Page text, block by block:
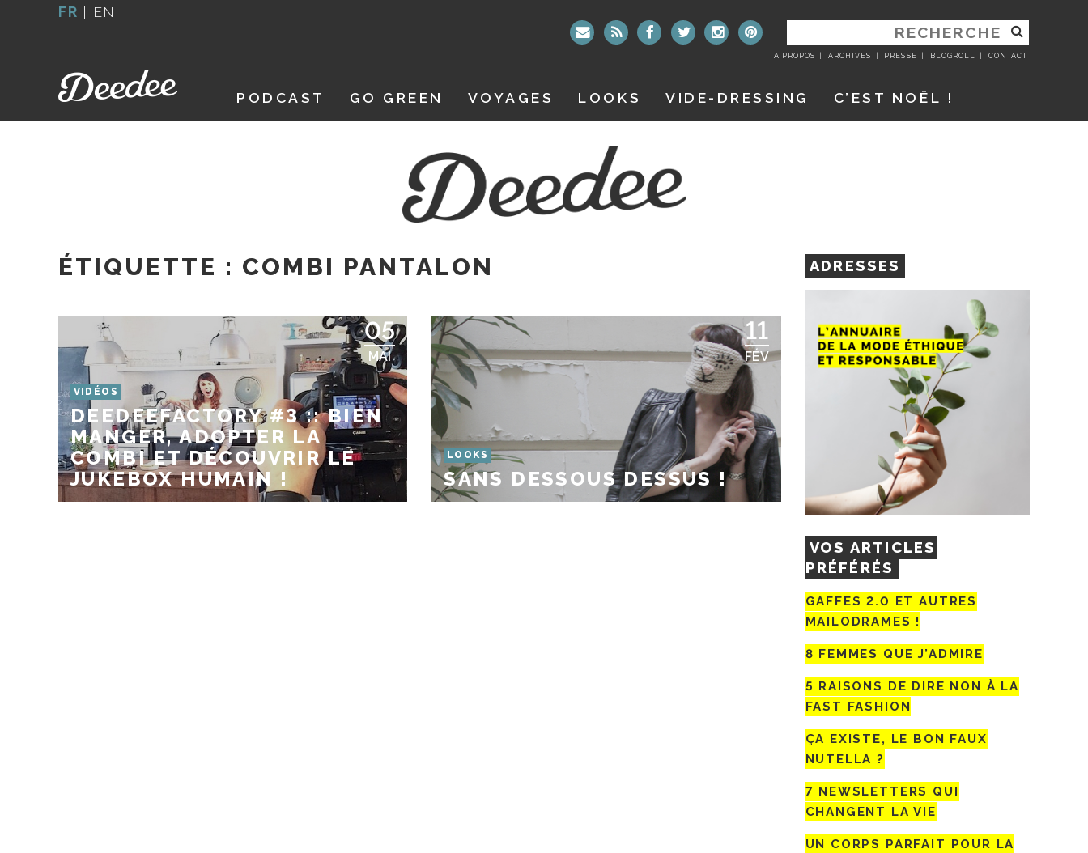
FR | EN
RECHERCHER
:
A PROPOS ARCHIVES PRESSE BLOGROLL CONTACT
PODCAST GO GREEN VOYAGES LOOKS VIDE-DRESSING C’EST NOËL !
ÉTIQUETTE : COMBI PANTALON
05
MAI
VIDÉOS
DEEDEEFACTORY #3 :: BIEN
MANGER, ADOPTER LA
COMBI ET DÉCOUVRIR LE
JUKEBOX HUMAIN !
11
FÉV
LOOKS
SANS DESSOUS DESSUS !
ADRESSES
VOS ARTICLES
PRÉFÉRÉS
GAFFES 2.0 ET AUTRES
MAILODRAMES !
8 FEMMES QUE J’ADMIRE
5 RAISONS DE DIRE NON À LA
FAST FASHION
ÇA EXISTE, LE BON FAUX
NUTELLA ?
7 NEWSLETTERS QUI
CHANGENT LA VIE
UN CORPS PARFAIT POUR LA